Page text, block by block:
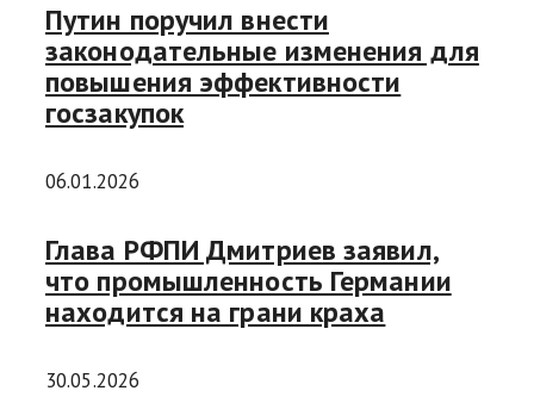
Путин поручил внести
законодательные изменения для
повышения эффективности
госзакупок
06.01.2026
Глава РФПИ Дмитриев заявил,
что промышленность Германии
находится на грани краха
30.05.2026